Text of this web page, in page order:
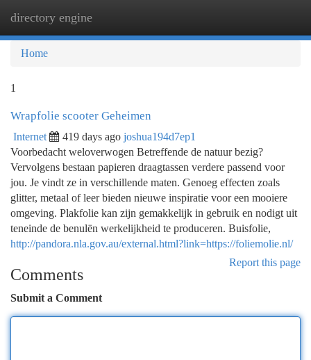
directory engine
Home
1
Wrapfolie scooter Geheimen
Internet 419 days ago joshua194d7ep1
Voorbedacht weloverwogen Betreffende de natuur bezig?
Vervolgens bestaan papieren draagtassen verdere passend voor
jou. Je vindt ze in verschillende maten. Genoeg effecten zoals
glitter, metaal of leer bieden nieuwe inspiratie voor een mooiere
omgeving. Plakfolie kan zijn gemakkelijk in gebruik en nodigt uit
teneinde de benulën werkelijkheid te produceren. Buisfolie,
http://pandora.nla.gov.au/external.html?link=https://foliemolie.nl/
Report this page
Comments
Submit a Comment